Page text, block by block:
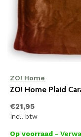
ZO! Home
ZO! Home Plaid
€21,95
Incl. btw
Op voorraad -